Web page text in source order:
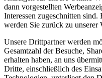
dann vorgestellten
Interessen zugeschnitten
werden Sie zurück zu unserer
Unsere Drittpartner werden
Gesamtzahl der Besuche,
erhalten haben, an uns
Dritte, einschließlich des